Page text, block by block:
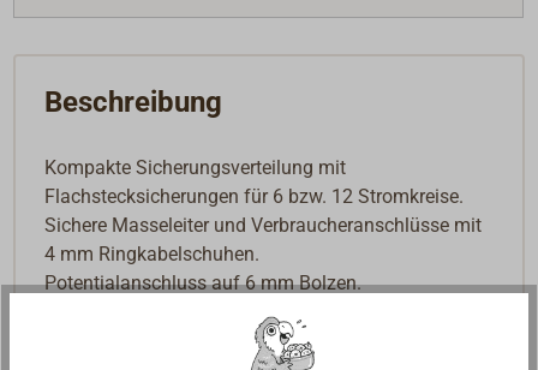
Beschreibung
Kompakte Sicherungsverteilung mit
Flachstecksicherungen für 6 bzw. 12 Stromkreise.
Sichere Masseleiter und Verbraucheranschlüsse mit
4 mm Ringkabelschuhen.
Potentialanschluss auf 6 mm Bolzen.
Die transparente Abdeckung ist leicht zu öffnen, hat
Beschriftungsfelder und hält Ersatzsicherungen.